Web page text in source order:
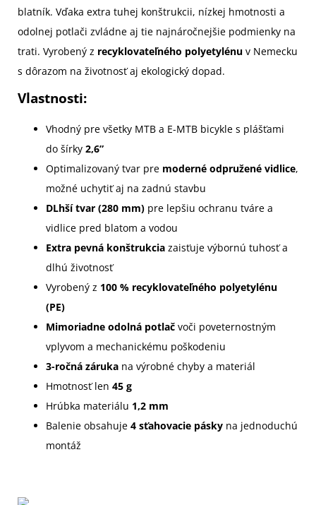
blatník. Vďaka extra tuhej konštrukcii, nízkej hmotnosti a
odolnej potlači zvládne aj tie najnáročnejšie podmienky na
trati. Vyrobený z recyklovateľného polyetylénu v Nemecku
s dôrazom na životnosť aj ekologický dopad.
Vlastnosti:
Vhodný pre všetky MTB a E-MTB bicykle s plášťami
do šírky 2,6”
Optimalizovaný tvar pre moderné odpružené vidlice,
možné uchytiť aj na zadnú stavbu
DLhší tvar (280 mm) pre lepšiu ochranu tváre a
vidlice pred blatom a vodou
Extra pevná konštrukcia zaisťuje výbornú tuhosť a
dlhú životnosť
Vyrobený z 100 % recyklovateľného polyetylénu
(PE)
Mimoriadne odolná potlač voči poveternostným
vplyvom a mechanickému poškodeniu
3-ročná záruka na výrobné chyby a materiál
Hmotnosť len 45 g
Hrúbka materiálu 1,2 mm
Balenie obsahuje 4 sťahovacie pásky na jednoduchú
montáž